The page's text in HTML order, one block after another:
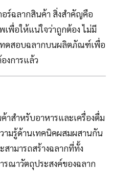
ร์ฉลากสินค้า สิ่งสำคัญคือ
พื่อให้แน่ใจว่าถูกต้อง ไม่มี
ดสอบฉลากบนผลิตภัณฑ์เพื่อ
งการแล้ว
สำหรับอาหารและเครื่องดื่ม
ามรู้ด้านเทคนิคผสมผสานกัน
ามารถสร้างฉลากที่ทั้ง
รณาวัตถุประสงค์ของฉลาก